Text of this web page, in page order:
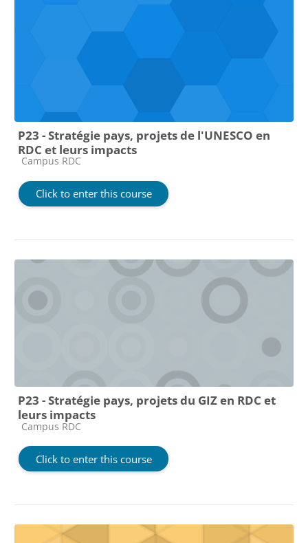
P23 - Stratégie pays, projets de l'UNESCO en
RDC et leurs impacts
Course category
Campus RDC
Click to enter this course
P23 - Stratégie pays, projets du GIZ en RDC et
leurs impacts
Course category
Campus RDC
Click to enter this course